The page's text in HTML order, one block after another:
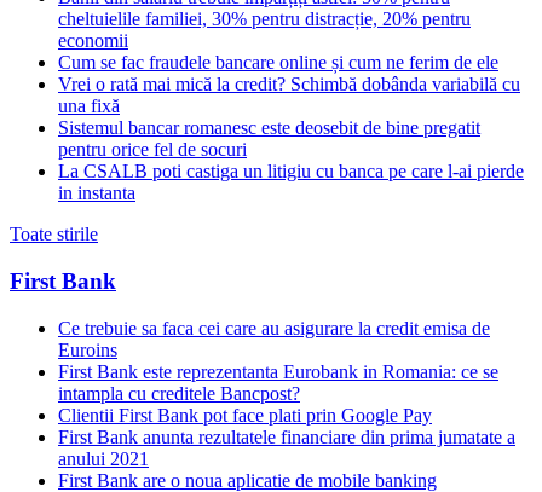
cheltuielile familiei, 30% pentru distracție, 20% pentru
economii
Cum se fac fraudele bancare online și cum ne ferim de ele
Vrei o rată mai mică la credit? Schimbă dobânda variabilă cu
una fixă
Sistemul bancar romanesc este deosebit de bine pregatit
pentru orice fel de socuri
La CSALB poti castiga un litigiu cu banca pe care l-ai pierde
in instanta
Toate stirile
First Bank
Ce trebuie sa faca cei care au asigurare la credit emisa de
Euroins
First Bank este reprezentanta Eurobank in Romania: ce se
intampla cu creditele Bancpost?
Clientii First Bank pot face plati prin Google Pay
First Bank anunta rezultatele financiare din prima jumatate a
anului 2021
First Bank are o noua aplicatie de mobile banking